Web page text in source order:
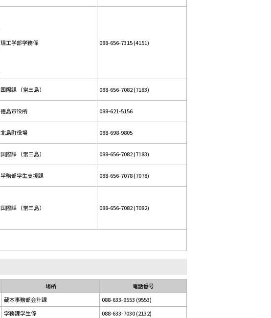
理工学部学務係 088-656-7315 (4151)
国際課 （常三島） 088-656-7082 (7183)
徳島市役所 088-621-5156
北島町役場 088-698-9805
国際課 （常三島） 088-656-7082 (7183)
学務部学生支援課 088-656-7078 (7078)
国際課 （常三島）
088-656-7082 (7082)
場所 電話番号
蔵本事務部会計課
088-633-9553 (9553)
学務課学生係 088-633-7030 (2132)